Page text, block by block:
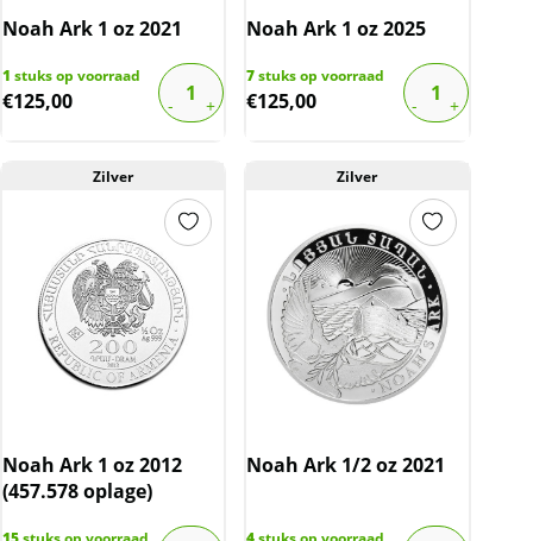
Noah Ark 1 oz 2021
1 stuks op voorraad
€125,00
Noah Ark 1 oz 2025
7stuks op voorraad
€125,00
Zilver
Noah Ark 1 oz 2012
(457.578 oplage)
Zilver
Noah Ark 1/2 oz 2021